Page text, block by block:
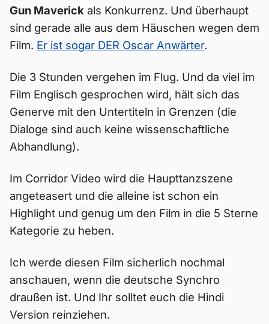
Gun Maverick als Konkurrenz. Und überhaupt
sind gerade alle aus dem Häuschen wegen dem
Film. Er ist sogar DER Oscar Anwärter.
Die 3 Stunden vergehen im Flug. Und da viel im
Film Englisch gesprochen wird, hält sich das
Generve mit den Untertiteln in Grenzen (die
Dialoge sind auch keine wissenschaftliche
Abhandlung).
Im Corridor Video wird die Haupttanzszene
angeteasert und die alleine ist schon ein
Highlight und genug um den Film in die 5 Sterne
Kategorie zu heben.
Ich werde diesen Film sicherlich nochmal
anschauen, wenn die deutsche Synchro
draußen ist. Und Ihr solltet euch die Hindi
Version reinziehen.